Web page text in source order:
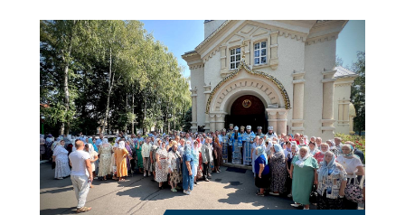
побажавши йому міцного здоров’я, Божої
допомоги, миру, духовної радості та
благословенних успіхів у подальшому
архіпастирському служінні. […]